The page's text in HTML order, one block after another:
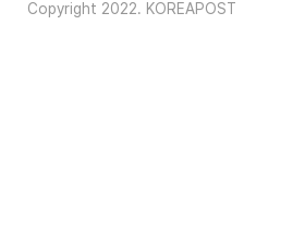
Copyright 2022. KOREAPOST